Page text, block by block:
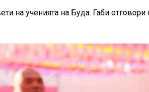
на ученията на Буда. Габи отговори